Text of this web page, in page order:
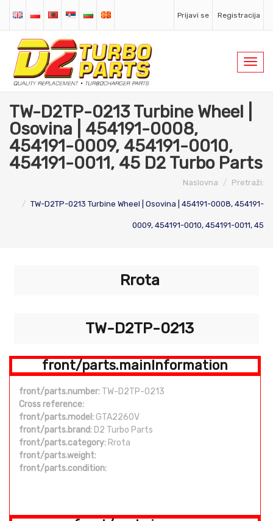
Prijavi se Registracija
TW-D2TP-0213 Turbine Wheel |
Osovina | 454191-0008,
454191-0009, 454191-0010,
454191-0011, 45 D2 Turbo Parts
Naslovna Pretraži:
TW-D2TP-0213 Turbine Wheel | Osovina | 454191-0008, 454191-
0009, 454191-0010, 454191-0011, 45
Rrota
TW-D2TP-0213
front/parts.mainInformation
front/parts.number: TW-D2TP-0213
Cross reference:
front/parts.model: GTA2260V
front/parts.brand: D2 Turbo Parts
front/parts.category: Rrota
front/parts.weight:
front/parts.condition: